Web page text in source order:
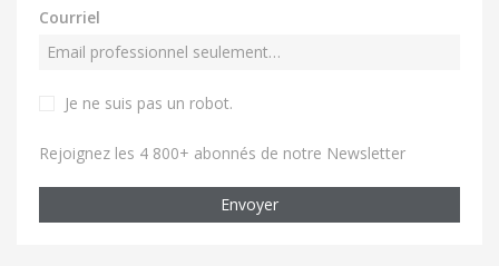
Courriel
Je ne suis pas un robot.
Rejoignez les 4 800+ abonnés de notre Newsletter
Envoyer